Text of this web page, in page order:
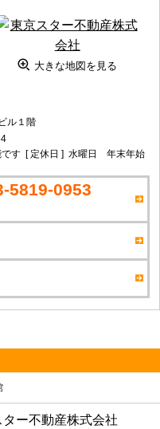
大きな地図を見る
ル１階
す [ 定休日 ] 水曜日 年末年始
5819-0953
ター不動産株式会社